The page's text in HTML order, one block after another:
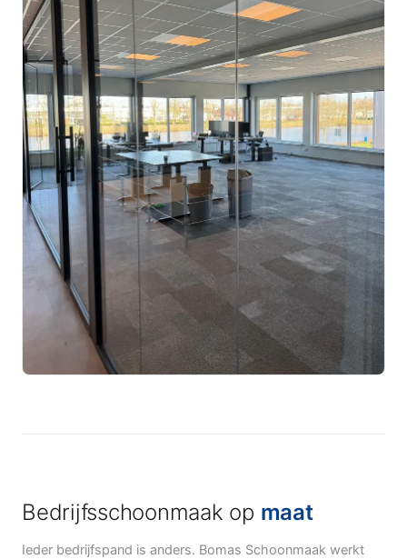
Bedrijfsschoonmaak op maat
Ieder bedrijfspand is anders. Bomas Schoonmaak werkt